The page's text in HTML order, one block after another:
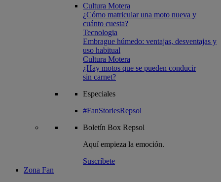
Cultura Motera
¿Cómo matricular una moto nueva y
cuánto cuesta?
Tecnologia
Embrague húmedo: ventajas, desventajas y
uso habitual
Cultura Motera
¿Hay motos que se pueden conducir
sin carnet?
Especiales
#FanStoriesRepsol
Boletín Box Repsol
Aquí empieza la emoción.
Suscríbete
Zona Fan